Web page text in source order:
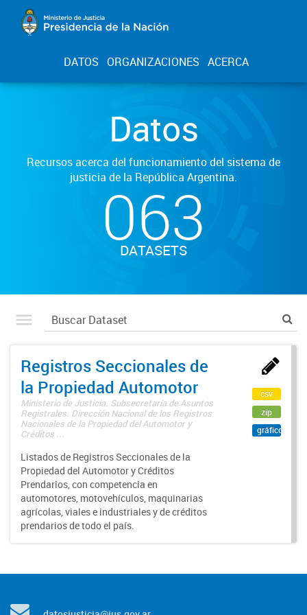
DATOS ORGANIZACIONES ACERCA
Datos
Recursos acerca del funcionamiento del sistema de
justicia de la República Argentina.
063
DATASETS
Registros Seccionales de
la Propiedad Automotor
Ministerio de Justicia. Subsecretaría de Asuntos
Registrales. Dirección Nacional de los Registros
Nacionales de la Propiedad del Automotor y
Créditos ...
Listados de Registros Seccionales de la
Propiedad del Automotor y Créditos
Prendarios, con competencia en
automotores, motovehículos, maquinarias
agrícolas, viales e industriales y de créditos
prendarios de todo el país.
csv
zip
gráfico